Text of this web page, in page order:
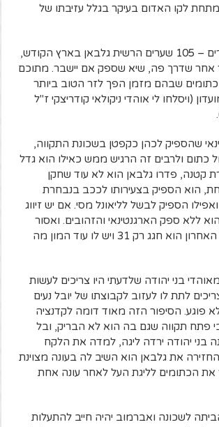
לקו האדום בעיקר בגלל עזיבתו של
–
105 שערים הרשית גלבאן בארץ הקודש,
אחר שדרך פה, שיא שספק אם יישבר. מתוכם
הכתומים שבהם מזמן הפך לזר הטוב ביותר
(ויסלחו לי אוהדי ניקולאי קודריצקי ז"ל
שהספיק לכהן כקפטן בשכונת התקווה,
ולרבים זה הרגיש ממש כאילו הוא גדל
קטנה, פדרו גלבאן הוא לא עוד שחקן
הוא הספיק בצעירותו לככב בנבחרת
הספיק לבשל לליאונל מסי. אם יש זיווג
ללא ספק הארגנטינאי והזהובים. ואסור
לשכוח שבאוגוסט האחרון הוא חגג רק 31 ויש לו עוד המון מה
בני יהודה שלדעתי היו צריכים לעשות
לתת לו לעזוב לקבוצתו של יובל נעים
פוגע. הסיפור הזה מאוד דומה לקדנציה
פתח תקווה שגם בה הוא לא הבריק, ובל
בני יהודה ירדה ליגה, למדה את הלקח
את גלבאן הוא השיב לה בעונה מצוינת
את הכתומים לליגת העל לאחר עונה אחת
לשכונה ואברמוב יהיה חייב להתעלות